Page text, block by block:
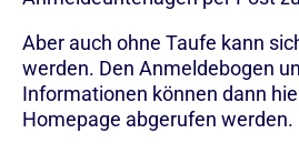
Aber auch ohne Taufe kann
werden. Den Anmeldebogen
Informationen können dann
Homepage abgerufen werden.